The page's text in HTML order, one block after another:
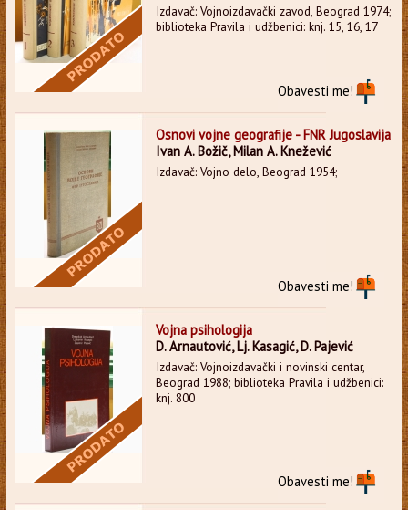
Izdavač: Vojnoizdavački zavod, Beograd 1974;
biblioteka Pravila i udžbenici: knj. 15, 16, 17
Obavesti me!
Osnovi vojne geografije - FNR Jugoslavija
Ivan A. Božič, Milan A. Knežević
Izdavač: Vojno delo, Beograd 1954;
Obavesti me!
Vojna psihologija
D. Arnautović, Lj. Kasagić, D. Pajević
Izdavač: Vojnoizdavački i novinski centar,
Beograd 1988; biblioteka Pravila i udžbenici:
knj. 800
Obavesti me!